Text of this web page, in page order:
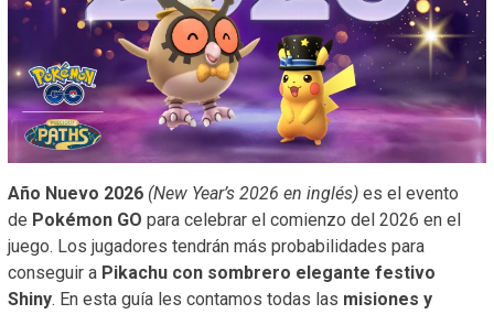
Año Nuevo 2026 (New Year’s 2026 en inglés) es el evento
de Pokémon GO para celebrar el comienzo del 2026 en el
juego. Los jugadores tendrán más probabilidades para
conseguir a Pikachu con sombrero elegante festivo
Shiny. En esta guía les contamos todas las misiones y